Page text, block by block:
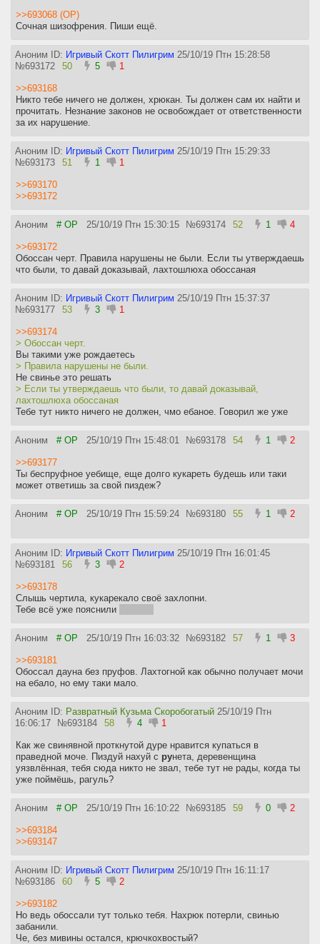
>>693068 (OP)
Сочная шизофрения. Пиши ещё.
Аноним ID: Игривый Скотт Пилигрим 25/10/19 Птн 15:28:58
№693172 50 5 1
>>693168
Никто тебе ничего не должен, хрюкан. Ты должен сам их найти и
прочитать. Незнание законов не освобождает от ответственности
за их нарушение.
Аноним ID: Игривый Скотт Пилигрим 25/10/19 Птн 15:29:33
№693173 51 1 1
>>693170
>>693172
Аноним # OP 25/10/19 Птн 15:30:15 №693174 52 1 4
>>693172
Обоссан черт. Правила нарушены не были. Если ты утверждаешь
что были, то давай доказывай, лахтошлюха обоссаная
Аноним ID: Игривый Скотт Пилигрим 25/10/19 Птн 15:37:37
№693177 53 3 1
>>693174
> Обоссан черт.
Вы такими уже рождаетесь
> Правила нарушены не были.
Не свинье это решать
> Если ты утверждаешь что были, то давай доказывай,
лахтошлюха обоссаная
Тебе тут никто ничего не должен, чмо ебаное. Говорил же уже
Аноним # OP 25/10/19 Птн 15:48:01 №693178 54 1 2
>>693177
Ты беспруфное уебище, еще долго кукареть будешь или таки
может ответишь за свой пиздеж?
Аноним # OP 25/10/19 Птн 15:59:24 №693180 55 1 2
Аноним ID: Игривый Скотт Пилигрим 25/10/19 Птн 16:01:45
№693181 56 3 2
>>693178
Слышь чертила, кукарекало своё захлопни.
Тебе всё уже пояснили
Аноним # OP 25/10/19 Птн 16:03:32 №693182 57 1 3
>>693181
Обоссал дауна без пруфов. Лахтогной как обычно получает мочи
на ебало, но ему таки мало.
Аноним ID: Развратный Кузьма Скоробогатый 25/10/19 Птн
16:06:17
№693184 58 4 1
Как же свинявной проткнутой дуре нравится купаться в
праведной моче. Пиздуй нахуй с рунета, деревенщина
уязвлённая, тебя сюда никто не звал, тебе тут не рады, когда ты
уже поймёшь, рагуль?
Аноним # OP 25/10/19 Птн 16:10:22 №693185 59 0 2
>>693184
>>693147
Аноним ID: Игривый Скотт Пилигрим 25/10/19 Птн 16:11:17
№693186 60 5 2
>>693182
Но ведь обоссали тут только тебя. Нахрюк потерли, свинью
забанили.
Че, без мивины остался, крючкохвостый?